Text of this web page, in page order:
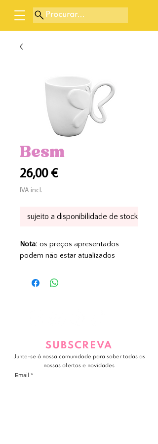
Procurar...
Besm
26,00 €Preço
IVA incl.
sujeito a disponibilidade de stock
Nota: os preços apresentados
podem não estar atualizados
SUBSCREVA
Junte-se à nossa comunidade para saber todas as
nossas ofertas e novidades
Email